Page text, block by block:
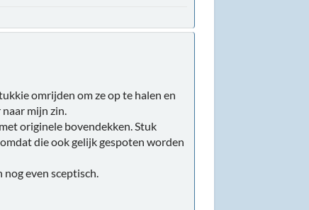
omrijden om ze op te halen en
mijn zin.
originele bovendekken. Stuk
die ook gelijk gespoten worden
even sceptisch.